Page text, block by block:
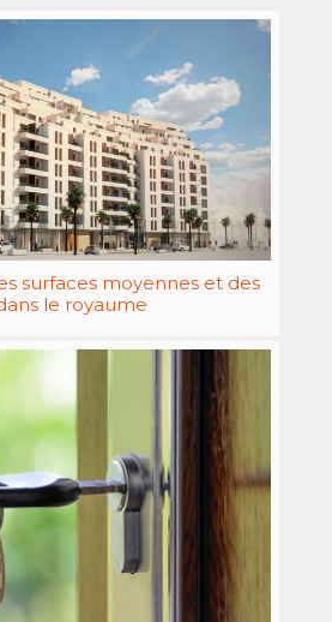
surfaces moyennes et des
le royaume